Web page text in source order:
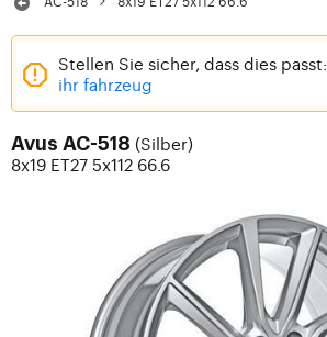
Stellen Sie sicher, dass dies passt:
ihr fahrzeug
Avus AC-518 (Silber)
8x19 ET27 5x112 66.6